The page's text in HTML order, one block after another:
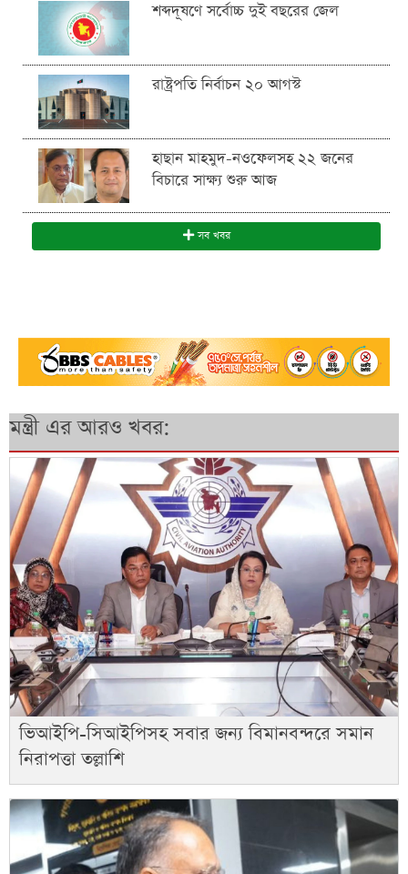
শব্দদূষণে সর্বোচ্চ দুই বছরের জেল
রাষ্ট্রপতি নির্বাচন ২০ আগস্ট
হাছান মাহমুদ-নওফেলসহ ২২ জনের
বিচারে সাক্ষ্য শুরু আজ
সব খবর
মন্ত্রী এর আরও খবর:
ভিআইপি-সিআইপিসহ সবার জন্য বিমানবন্দরে সমান
নিরাপত্তা তল্লাশি